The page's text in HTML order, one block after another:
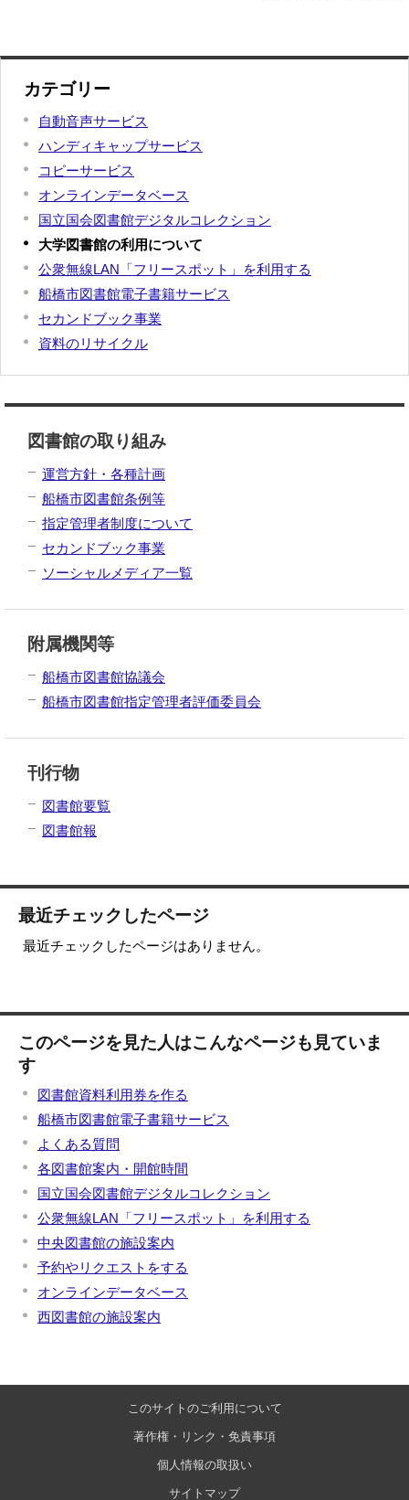
カテゴリー
自動音声サービス
ハンディキャップサービス
コピーサービス
オンラインデータベース
国立国会図書館デジタルコレクション
大学図書館の利用について
公衆無線LAN「フリースポット」を利用する
船橋市図書館電子書籍サービス
セカンドブック事業
資料のリサイクル
図書館の取り組み
運営方針・各種計画
船橋市図書館条例等
指定管理者制度について
セカンドブック事業
ソーシャルメディア一覧
附属機関等
船橋市図書館協議会
船橋市図書館指定管理者評価委員会
刊行物
図書館要覧
図書館報
最近チェックしたページ
最近チェックしたページはありません。
このページを見た人はこんなページも見ていま
す
図書館資料利用券を作る
船橋市図書館電子書籍サービス
よくある質問
各図書館案内・開館時間
国立国会図書館デジタルコレクション
公衆無線LAN「フリースポット」を利用する
中央図書館の施設案内
予約やリクエストをする
オンラインデータベース
西図書館の施設案内
このサイトのご利用について
著作権・リンク・免責事項
個人情報の取扱い
サイトマップ